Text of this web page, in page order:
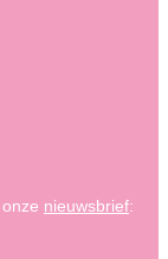
nieuwsbrief: